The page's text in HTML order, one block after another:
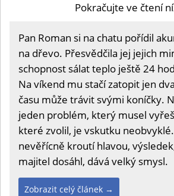
Pokračujte ve čtení
Pan Roman si na chatu pořídil
na dřevo. Přesvědčila jej jejich
schopnost sálat teplo ještě 24
Na víkend mu stačí zatopit jen
času může trávit svými koníčky.
jeden problém, který musel
které zvolil, je vskutku
nevěřícně kroutí hlavou,
majitel dosáhl, dává velký smysl.
Zobrazit celý článek →